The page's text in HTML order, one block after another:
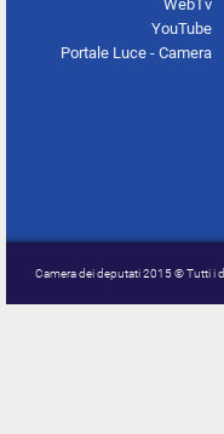
WebTv
YouTube
Portale Luce - Camera
Camera dei deputati 2015 © Tutti i